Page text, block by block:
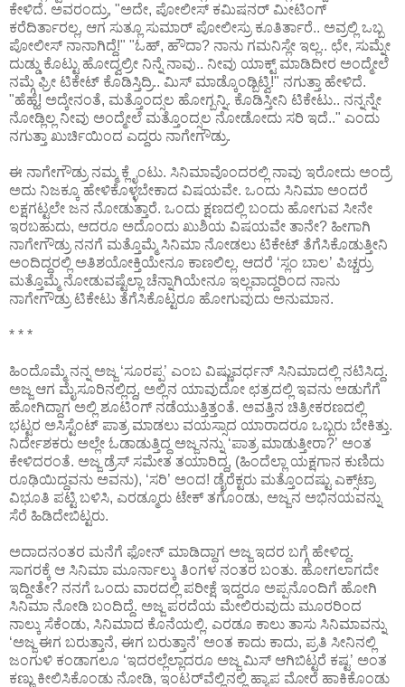
ಕೇಳಿದೆ. ಅವರಂದ್ರು, "ಅದೇ, ಪೋಲೀಸ್ ಕಮಿಷನರ್ ಮೀಟಿಂಗ್
ಕರೆದಿರ್ತಾರಲ್ಲ, ಆಗ ಸುತ್ಲೂ ಸುಮಾರ್ ಪೋಲೀಸ್ರು ಕೂತಿರ್ತಾರೆ.. ಅವ್ರಲ್ಲಿ ಒಬ್ಬ
ಪೋಲೀಸ್ ನಾನಾಗಿದ್ದೆ!" "ಓಹ್, ಹೌದಾ? ನಾನು ಗಮನಿಸ್ಲೇ ಇಲ್ಲ.. ಛೇ, ಸುಮ್ನೇ
ದುಡ್ಡು ಕೊಟ್ಟು ಹೋದ್ವಲ್ರೀ ನಿನ್ನೆ ನಾವು.. ನೀವು ಯಾಕ್ಟ್ ಮಾಡಿದೀರ ಅಂದ್ಮೇಲೆ
ನಮ್ಗೆ ಫ್ರೀ ಟಿಕೇಟ್ ಕೊಡಿಸ್ತಿದ್ರಿ.. ಮಿಸ್ ಮಾಡ್ಕೊಂಡ್ಬಿಟ್ವಿ!" ನಗುತ್ತಾ ಹೇಳಿದೆ.
"ಹೆಹ್ಹೆ! ಅದ್ಕೇನಂತೆ, ಮತ್ತೊಂದ್ಸಲ ಹೋಗ್ಬನ್ನಿ. ಕೊಡಿಸ್ತೀನಿ ಟಿಕೇಟು.. ನನ್ನನ್ನೇ
ನೋಡ್ಲಿಲ್ಲ ನೀವು ಅಂದ್ಮೇಲೆ ಮತ್ತೊಂದ್ಸಲ ನೋಡೋದು ಸರಿ ಇದೆ.." ಎಂದು
ನಗುತ್ತಾ ಖುರ್ಚಿಯಿಂದ ಎದ್ದರು ನಾಗೇಗೌಡ್ರು.
ಈ ನಾಗೇಗೌಡ್ರು ನಮ್ಮ ಕ್ಲೈಂಟು. ಸಿನಿಮಾವೊಂದರಲ್ಲಿ ನಾವು ಇರೋದು ಅಂದ್ರೆ
ಅದು ನಿಜಕ್ಕೂ ಹೇಳಿಕೊಳ್ಳಬೇಕಾದ ವಿಷಯವೇ. ಒಂದು ಸಿನಿಮಾ ಅಂದರೆ
ಲಕ್ಷಗಟ್ಟಲೇ ಜನ ನೋಡುತ್ತಾರೆ. ಒಂದು ಕ್ಷಣದಲ್ಲಿ ಬಂದು ಹೋಗುವ ಸೀನೇ
ಇರಬಹುದು, ಆದರೂ ಅದೊಂದು ಖುಶಿಯ ವಿಷಯವೇ ತಾನೇ? ಹೀಗಾಗಿ
ನಾಗೇಗೌಡ್ರು ನನಗೆ ಮತ್ತೊಮ್ಮೆ ಸಿನಿಮಾ ನೋಡಲು ಟಿಕೇಟ್ ತೆಗೆಸಿಕೊಡುತ್ತೀನಿ
ಅಂದಿದ್ದರಲ್ಲಿ ಅತಿಶಯೋಕ್ತಿಯೇನೂ ಕಾಣಲಿಲ್ಲ. ಆದರೆ ‘ಸ್ಲಂ ಬಾಲ’ ಪಿಚ್ಚರ್ರು
ಮತ್ತೊಮ್ಮೆ ನೋಡುವಷ್ಟೆಲ್ಲಾ ಚೆನ್ನಾಗಿಯೇನೂ ಇಲ್ಲವಾದ್ದರಿಂದ ನಾನು
ನಾಗೇಗೌಡ್ರು ಟಿಕೇಟು ತೆಗೆಸಿಕೊಟ್ಟರೂ ಹೋಗುವುದು ಅನುಮಾನ.
* * *
ಹಿಂದೊಮ್ಮೆ ನನ್ನ ಅಜ್ಜ ‘ಸೂರಪ್ಪ’ ಎಂಬ ವಿಷ್ಣುವರ್ಧನ್ ಸಿನಿಮಾದಲ್ಲಿ ನಟಿಸಿದ್ದ.
ಅಜ್ಜ ಆಗ ಮೈಸೂರಿನಲ್ಲಿದ್ದ, ಅಲ್ಲಿನ ಯಾವುದೋ ಛತ್ರದಲ್ಲಿ ಇವನು ಅಡುಗೆಗೆ
ಹೋಗಿದ್ದಾಗ ಅಲ್ಲಿ ಶೂಟಿಂಗ್ ನಡೆಯುತ್ತಿತ್ತಂತೆ. ಅವತ್ತಿನ ಚಿತ್ರೀಕರಣದಲ್ಲಿ
ಭಟ್ಟರ ಅಸಿಸ್ಟೆಂಟ್ ಪಾತ್ರ ಮಾಡಲು ವಯಸ್ಸಾದ ಯಾರಾದರೂ ಒಬ್ಬರು ಬೇಕಿತ್ತು.
ನಿರ್ದೇಶಕರು ಅಲ್ಲೇ ಓಡಾಡುತ್ತಿದ್ದ ಅಜ್ಜನನ್ನು ‘ಪಾತ್ರ ಮಾಡುತ್ತೀರಾ?’ ಅಂತ
ಕೇಳಿದರಂತೆ. ಅಜ್ಜ ಡ್ರೆಸ್ ಸಮೇತ ತಯಾರಿದ್ದ, (ಹಿಂದೆಲ್ಲಾ ಯಕ್ಷಗಾನ ಕುಣಿದು
ರೂಢಿಯಿದ್ದವನು ಅವನು), ‘ಸರಿ’ ಅಂದ! ಡೈರೆಕ್ಟರು ಮತ್ತೊಂದಷ್ಟು ಎಕ್ಸ್‌ಟ್ರಾ
ವಿಭೂತಿ ಪಟ್ಟಿ ಬಳಿಸಿ, ಎರಡ್ಮೂರು ಟೇಕ್ ತಗೊಂಡು, ಅಜ್ಜನ ಅಭಿನಯವನ್ನು
ಸೆರೆ ಹಿಡಿದೇಬಿಟ್ಟರು.
ಅದಾದನಂತರ ಮನೆಗೆ ಫೋನ್ ಮಾಡಿದ್ದಾಗ ಅಜ್ಜ ಇದರ ಬಗ್ಗೆ ಹೇಳಿದ್ದ.
ಸಾಗರಕ್ಕೆ ಆ ಸಿನಿಮಾ ಮೂರ್ನಾಲ್ಕು ತಿಂಗಳ ನಂತರ ಬಂತು. ಹೋಗಲಾಗದೇ
ಇದ್ದೀತೇ? ನನಗೆ ಒಂದು ವಾರದಲ್ಲಿ ಪರೀಕ್ಷೆ ಇದ್ದರೂ ಅಪ್ಪನೊಂದಿಗೆ ಹೋಗಿ
ಸಿನಿಮಾ ನೋಡಿ ಬಂದಿದ್ದೆ. ಅಜ್ಜ ಪರದೆಯ ಮೇಲಿರುವುದು ಮೂರರಿಂದ
ನಾಲ್ಕು ಸೆಕೆಂಡು, ಸಿನಿಮಾದ ಕೊನೆಯಲ್ಲಿ. ಎರಡೂ ಕಾಲು ತಾಸು ಸಿನಿಮಾವನ್ನು
‘ಅಜ್ಜ ಈಗ ಬರುತ್ತಾನೆ, ಈಗ ಬರುತ್ತಾನೆ’ ಅಂತ ಕಾದು ಕಾದು, ಪ್ರತಿ ಸೀನಿನಲ್ಲಿ
ಜಂಗುಳಿ ಕಂಡಾಗಲೂ ‘ಇದರಲ್ಲೆಲ್ಲಾದರೂ ಅಜ್ಜ ಮಿಸ್ ಆಗಿಬಿಟ್ಟರೆ ಕಷ್ಟ’ ಅಂತ
ಕಣ್ಣು ಕೀಲಿಸಿಕೊಂಡು ನೋಡಿ, ಇಂಟರ್‌ವೆಲ್ಲಿನಲ್ಲಿ ಹ್ಯಾಪ ಮೋರೆ ಹಾಕಿಕೊಂಡು